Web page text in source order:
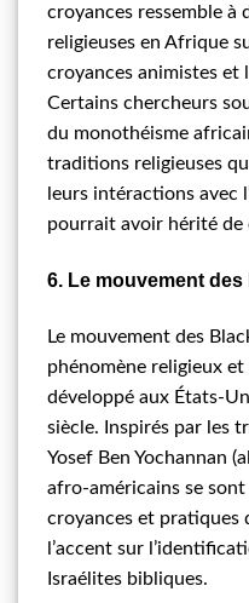
croyances ressemble à
religieuses en Afrique
croyances animistes et
Certains chercheurs
du monothéisme
traditions religieuses
leurs intéractions avec
pourrait avoir hérité de
6. Le mouvement
Le mouvement des
phénomène religieux
développé aux États-
siècle. Inspirés par les
Yosef Ben Yochannan
afro-américains se
croyances et pratiques
l’accent sur
Israélites bibliques.